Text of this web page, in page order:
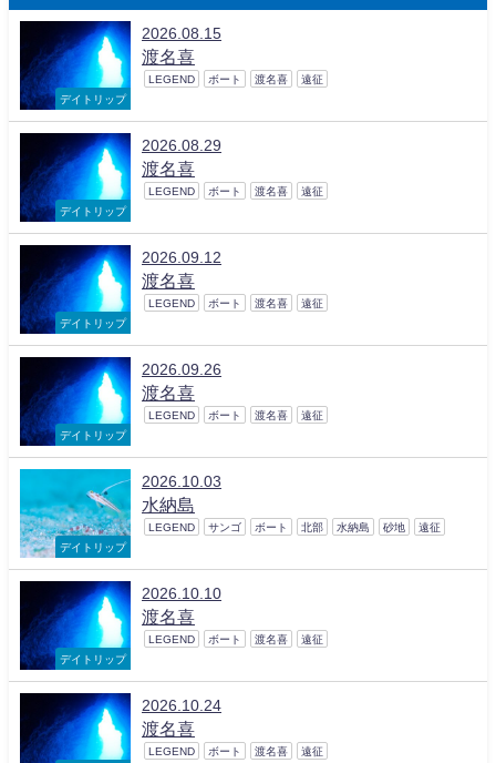
デイトリップ
2026.08.15
渡名喜
LEGEND ボート 渡名喜 遠征
デイトリップ
2026.08.29
渡名喜
LEGEND ボート 渡名喜 遠征
デイトリップ
2026.09.12
渡名喜
LEGEND ボート 渡名喜 遠征
デイトリップ
2026.09.26
渡名喜
LEGEND ボート 渡名喜 遠征
デイトリップ
2026.10.03
水納島
LEGEND サンゴ ボート 北部 水納島 砂地 遠征
デイトリップ
2026.10.10
渡名喜
LEGEND ボート 渡名喜 遠征
2026.10.24
渡名喜
LEGEND ボート 渡名喜 遠征